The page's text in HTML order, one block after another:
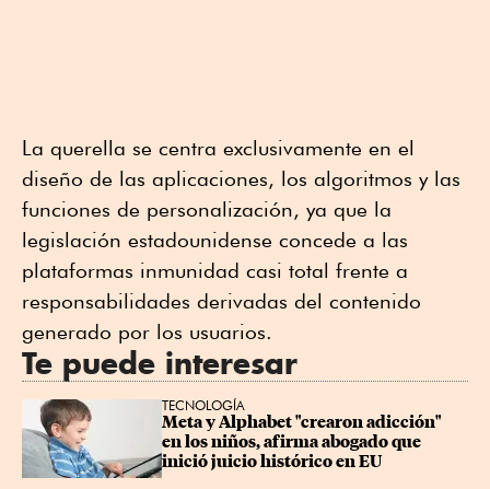
La querella se centra exclusivamente en el
diseño de las aplicaciones, los algoritmos y las
funciones de personalización, ya que la
legislación estadounidense concede a las
plataformas inmunidad casi total frente a
responsabilidades derivadas del contenido
generado por los usuarios.
Te puede interesar
TECNOLOGÍA
Meta y Alphabet "crearon adicción"
en los niños, afirma abogado que
inició juicio histórico en EU